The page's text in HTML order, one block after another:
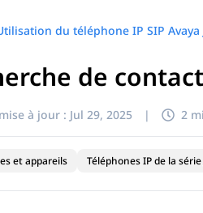
de
à jour : Jul 29, 2025 | 2
et appareils Téléphones IP de la série